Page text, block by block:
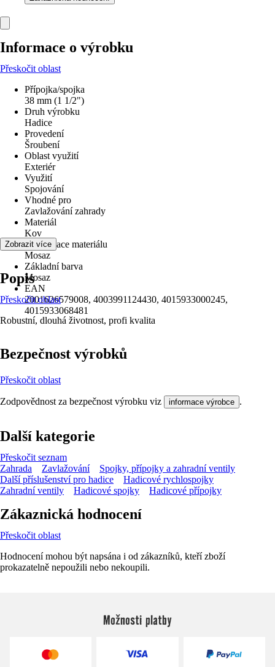
Informace o výrobku
Přeskočit oblast
Přípojka/spojka
38 mm (1 1/2")
Druh výrobku
Hadice
Provedení
Šroubení
Oblast využití
Exteriér
Využití
Spojování
Vhodné pro
Zavlažování zahrady
Materiál
Kov
Specifikace materiálu
Mosaz
Základní barva
Mosaz
EAN
2001626579008, 4003991124430, 4015933000245,
4015933068481
Zobrazit více
Popis
Přeskočit oblast
Robustní, dlouhá životnost, profi kvalita
Bezpečnost výrobků
Přeskočit oblast
Zodpovědnost za bezpečnost výrobku viz informace výrobce .
Další kategorie
Přeskočit seznam
Zahrada
Zavlažování
Spojky, přípojky a zahradní ventily
Další příslušenství pro hadice
Hadicové rychlospojky
Zahradní ventily
Hadicové spojky Hadicové přípojky
Zákaznická hodnocení
Přeskočit oblast
Hodnocení mohou být napsána i od zákazníků, kteří zboží
prokazatelně nepoužili nebo nekoupili.
Možnosti platby